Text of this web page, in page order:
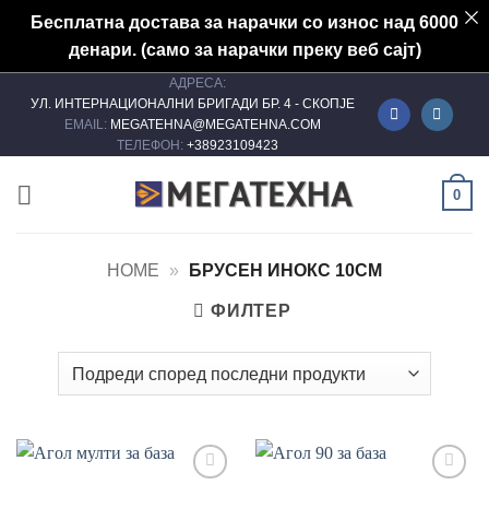
Бесплатна достава за нарачки со износ над 6000
денари. (само за нарачки преку веб сајт)
АДРЕСА:
УЛ. ИНТЕРНАЦИОНАЛНИ БРИГАДИ БР. 4 - СКОПЈЕ
EMAIL: MEGATEHNA@MEGATEHNA.COM
ТЕЛЕФОН: +38923109423
0
HOME » БРУСЕН ИНОКС 10CM
ФИЛТЕР